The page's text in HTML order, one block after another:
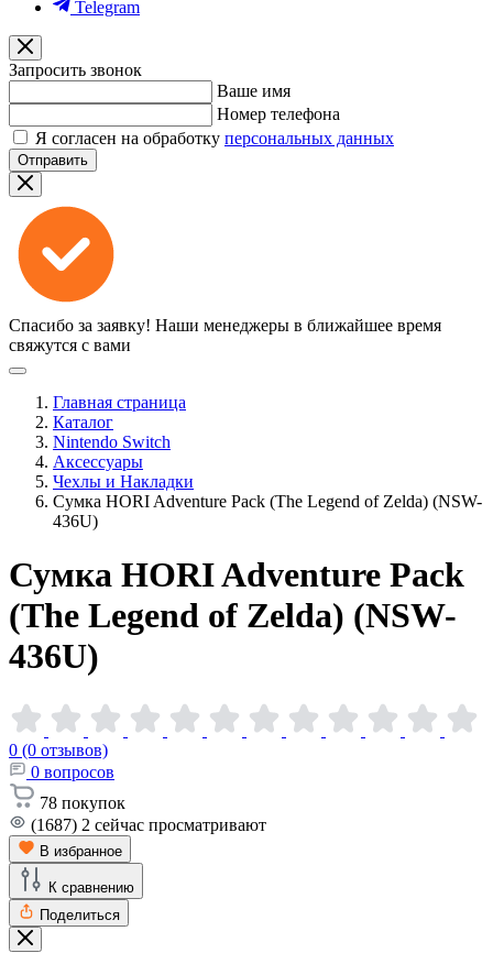
Telegram
Запросить звонок
Ваше имя
Номер телефона
Я согласен на обработку персональных данных
Отправить
Спасибо за заявку! Наши менеджеры в ближайшее время
свяжутся с вами
Главная страница
Каталог
Nintendo Switch
Аксессуары
Чехлы и Накладки
Сумка HORI Adventure Pack (The Legend of Zelda) (NSW-
436U)
Сумка HORI Adventure Pack
(The Legend of Zelda) (NSW-
436U)
0 (0 отзывов)
0 вопросов
78 покупок
(1687) 2 сейчас просматривают
В избранное
К сравнению
Поделиться